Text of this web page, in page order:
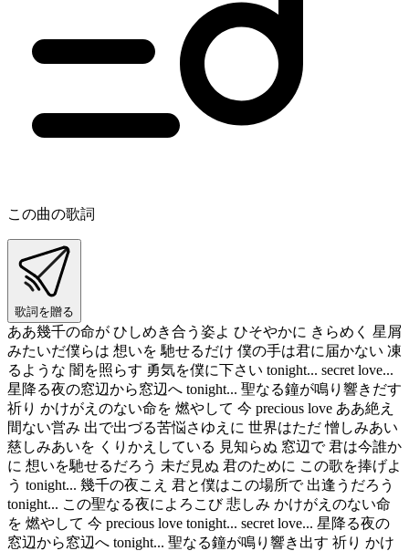
この曲の歌詞
歌詞を贈る
ああ幾千の命が ひしめき合う姿よ ひそやかに きらめく 星屑
みたいだ僕らは 想いを 馳せるだけ 僕の手は君に届かない 凍
るような 闇を照らす 勇気を僕に下さい tonight... secret love...
星降る夜の窓辺から窓辺へ tonight... 聖なる鐘が鳴り響きだす
祈り かけがえのない命を 燃やして 今 precious love ああ絶え
間ない営み 出で出づる苦悩さゆえに 世界はただ 憎しみあい
慈しみあいを くりかえしている 見知らぬ 窓辺で 君は今誰か
に 想いを馳せるだろう 未だ見ぬ 君のために この歌を捧げよ
う tonight... 幾千の夜こえ 君と僕はこの場所で 出逢うだろう
tonight... この聖なる夜によろこび 悲しみ かけがえのない命
を 燃やして 今 precious love tonight... secret love... 星降る夜の
窓辺から窓辺へ tonight... 聖なる鐘が鳴り響き出す 祈り かけ